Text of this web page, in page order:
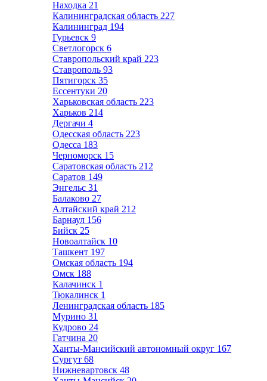
Находка 21
Калининградская область 227
Калининград 194
Гурьевск 9
Светлогорск 6
Ставропольский край 223
Ставрополь 93
Пятигорск 35
Ессентуки 20
Харьковская область 223
Харьков 214
Дергачи 4
Одесская область 223
Одесса 183
Черноморск 15
Саратовская область 212
Саратов 149
Энгельс 31
Балаково 27
Алтайский край 212
Барнаул 156
Бийск 25
Новоалтайск 10
Ташкент 197
Омская область 194
Омск 188
Калачинск 1
Тюкалинск 1
Ленинградская область 185
Мурино 31
Кудрово 24
Гатчина 20
Ханты-Мансийский автономный округ 167
Сургут 68
Нижневартовск 48